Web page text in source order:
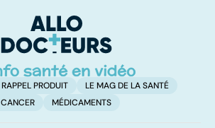
RAPPEL PRODUIT
LE MAG DE LA SANTÉ
CANCER
MÉDICAMENTS